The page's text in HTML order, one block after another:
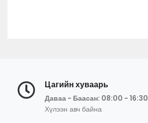
Цагийн хуваарь
Даваа - Баасан: 08:00 - 16:30
Хүлээн авч байна